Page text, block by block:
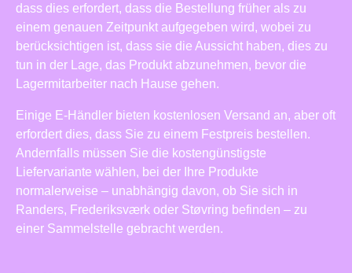
dass dies erfordert, dass die Bestellung früher als zu
einem genauen Zeitpunkt aufgegeben wird, wobei zu
berücksichtigen ist, dass sie die Aussicht haben, dies zu
tun in der Lage, das Produkt abzunehmen, bevor die
Lagermitarbeiter nach Hause gehen.
Einige E-Händler bieten kostenlosen Versand an, aber oft
erfordert dies, dass Sie zu einem Festpreis bestellen.
Andernfalls müssen Sie die kostengünstigste
Liefervariante wählen, bei der Ihre Produkte
normalerweise – unabhängig davon, ob Sie sich in
Randers, Frederiksværk oder Støvring befinden – zu
einer Sammelstelle gebracht werden.